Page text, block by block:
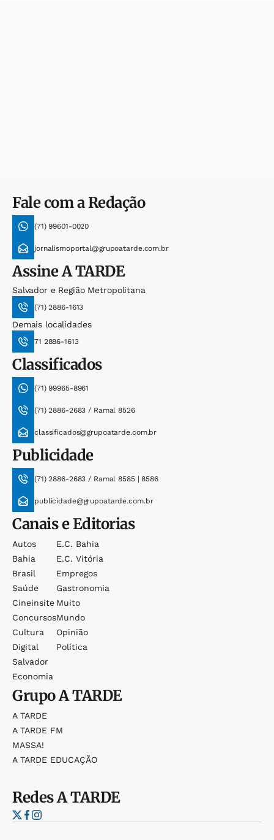
Fale com a Redação
(71) 99601-0020
jornalismoportal@grupoatarde.com.br
AssineA TARDE
Salvador e Região Metropolitana
(71) 2886-1613
Demais localidades
71 2886-1613
Classificados
(71) 99965-8961
(71) 2886-2683 / Ramal 8526
classificados@grupoatarde.com.br
Publicidade
(71) 2886-2683 / Ramal 8585 | 8586
publicidade@grupoatarde.com.br
Canais e Editorias
Autos
Bahia
Brasil
Saúde
Cineinsite
Concursos
Cultura
Digital
Salvador
Economia
E.c. Bahia
E.c. Vitória
Empregos
Gastronomia
Muito
Mundo
Opinião
Política
GrupoA TARDE
A TARDE
A TARDE FM
MASSA!
A TARDE EDUCAÇÃO
RedesA TARDE